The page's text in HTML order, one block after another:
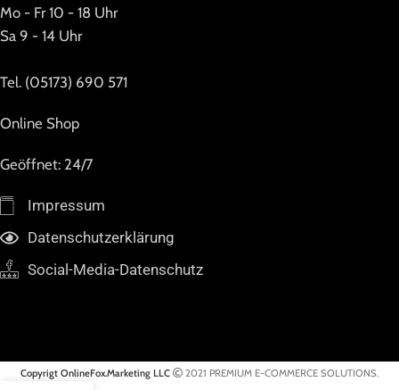
Mo - Fr 10 - 18 Uhr
Sa 9 - 14 Uhr
Tel. (05173) 690 571
Online Shop
Geöffnet: 24/7
Impressum
Datenschutzerklärung
Social-Media-Datenschutz
Copyrigt OnlineFox.Marketing LLC 2021 PREMIUM E-COMMERCE SOLUTIONS.